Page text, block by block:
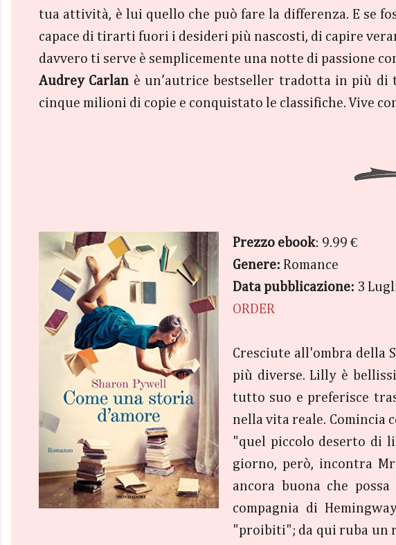
tua attività, è lui quello che può fare la differenza. E se
capace di tirarti fuori i desideri più nascosti, di capire
davvero ti serve è semplicemente una notte di passione
Audrey Carlan è un’autrice bestseller tradotta in più di
cinque milioni di copie e conquistato le classifiche. Vive
Prezzo ebook: 9.99 €
Genere: Romance
Data pubblicazione: 3
ORDER
Cresciute all'ombra della
più diverse. Lilly è
tutto suo e preferisce
nella vita reale. Comincia
"quel piccolo deserto di
giorno, però, incontra
ancora buona che
compagnia di
"proibiti"; da qui ruba un